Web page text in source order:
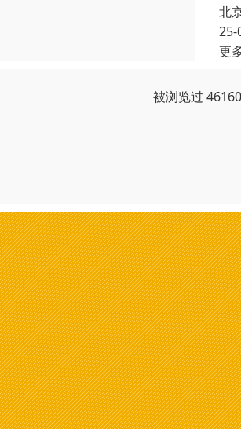
北
25-
更
被浏览过